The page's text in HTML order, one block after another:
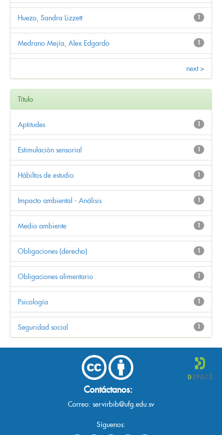
1
Huezo, Sandra Lizzett
1
Medrano Mejía, Alex Edgardo
next >
Título
1
Aptitudes
1
Estimulaciòn sensorial
1
Hábiltos de estudio
1
Impacto ambiental - Análisis
1
Medio ambiente
1
Obligaciones (derecho)
1
Obligaciones alimentario
1
Psicología
1
Seguridad social
Contáctanos:
Correo: servirbib@ufg.edu.sv
Síguenos: